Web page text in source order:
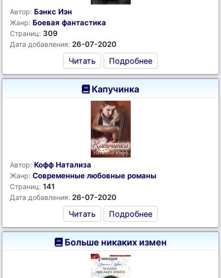
Автор: Бэнкс Иэн
Жанр: Боевая фантастика
Страниц: 309
Дата добавления: 26-07-2020
Читать Подробнее
Капучинка
Автор: Кофф Натализа
Жанр: Современные любовные романы
Страниц: 141
Дата добавления: 26-07-2020
Читать Подробнее
Больше никаких измен